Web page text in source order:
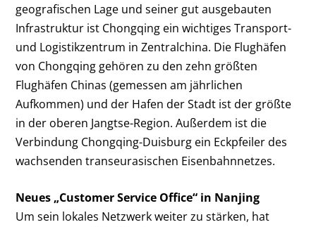
geografischen Lage und seiner gut ausgebauten
Infrastruktur ist Chongqing ein wichtiges Transport-
und Logistikzentrum in Zentralchina. Die Flughäfen
von Chongqing gehören zu den zehn größten
Flughäfen Chinas (gemessen am jährlichen
Aufkommen) und der Hafen der Stadt ist der größte
in der oberen Jangtse-Region. Außerdem ist die
Verbindung Chongqing-Duisburg ein Eckpfeiler des
wachsenden transeurasischen Eisenbahnnetzes.
Neues „Customer Service Office“ in Nanjing
Um sein lokales Netzwerk weiter zu stärken, hat